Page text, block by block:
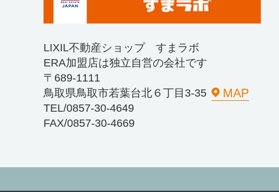
LIXIL不動産ショップ すまラボ
ERA加盟店は独立自営の会社です
〒689-1111
鳥取県鳥取市若葉台北６丁目3-35
MAP
TEL/0857-30-4649
FAX/0857-30-4669